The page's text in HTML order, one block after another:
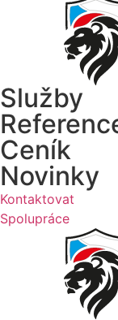
Služby
Ceník
Novinky
Kontaktovat
Spolupráce